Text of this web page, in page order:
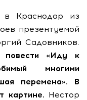
в Краснодар из
презентуемой
Садовников.
повести «Иду к
многими
перемена». В
картине. Нестор